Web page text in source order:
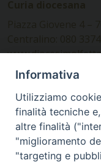
Ufficio
Piazza Giovene 4
Informativa
Utilizziamo
finalità tecniche
altre finalità
"miglioramento
"targeting e